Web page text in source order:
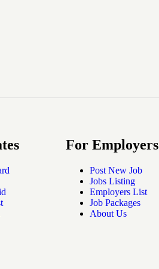
For Employers
Post New Job
Jobs Listing
Employers List
Job Packages
About Us